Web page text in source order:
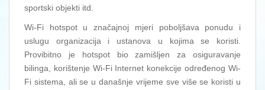
sportski objekti itd.
Wi-Fi hotspot u značajnoj mjeri poboljšava ponudu i
uslugu organizacija i ustanova u kojima se koristi.
Provibitno je hotspot bio zamišljen za osiguravanje
bilinga, korištenje Wi-Fi Internet konekcije određenog Wi-
Fi sistema, ali se u današnje vrijeme sve više se koristi u